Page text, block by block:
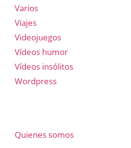
Varios
Viajes
Videojuegos
Vídeos humor
Vídeos insólitos
Wordpress
Quienes somos